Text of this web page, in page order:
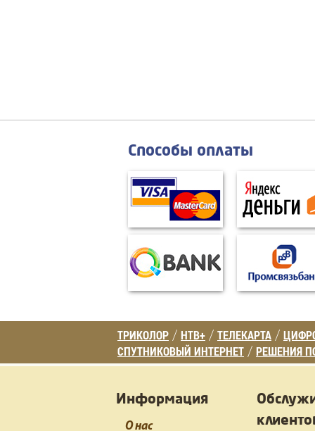
Способы оплаты
ТРИКОЛОР / НТВ+ / ТЕЛЕКАРТА /
СПУТНИКОВЫЙ ИНТЕРНЕТ / РЕШЕНИЯ
Информация
О нас